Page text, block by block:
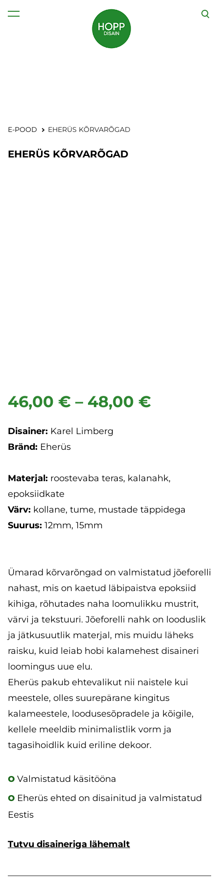
lisati ostukorvi. Vaata ostukorvi
E-POOD EHERÜS KÕRVARÕGAD
EHERÜS KÕRVARÕGAD
1 / 6
46,00 € – 48,00 €
Disainer: Karel Limberg
Bränd: Eherüs
Materjal: roostevaba teras, kalanahk,
epoksiidkate
Värv: kollane, tume, mustade täppidega
Suurus: 12mm, 15mm
Ümarad kõrvarõngad on valmistatud jõeforelli
nahast, mis on kaetud läbipaistva epoksiid
kihiga, rõhutades naha loomulikku mustrit,
värvi ja tekstuuri. Jõeforelli nahk on looduslik
ja jätkusuutlik materjal, mis muidu läheks
raisku, kuid leiab hobi kalamehest disaineri
loomingus uue elu.
Eherüs pakub ehtevalikut nii naistele kui
meestele, olles suurepärane kingitus
kalameestele, loodusesõpradele ja kõigile,
kellele meeldib minimalistlik vorm ja
tagasihoidlik kuid eriline dekoor.
o Valmistatud käsitööna
o Eherüs ehted on disainitud ja valmistatud
Eestis
Tutvu disaineriga lähemalt